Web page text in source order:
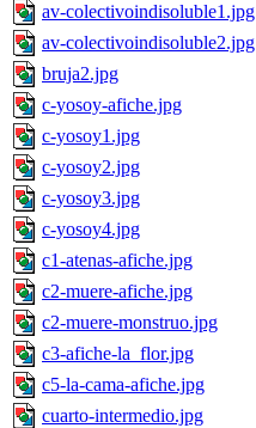
av-colectivoindisoluble1.jpg
av-colectivoindisoluble2.jpg
bruja2.jpg
c-yosoy-afiche.jpg
c-yosoy1.jpg
c-yosoy2.jpg
c-yosoy3.jpg
c-yosoy4.jpg
c1-atenas-afiche.jpg
c2-muere-afiche.jpg
c2-muere-monstruo.jpg
c3-afiche-la_flor.jpg
c5-la-cama-afiche.jpg
cuarto-intermedio.jpg